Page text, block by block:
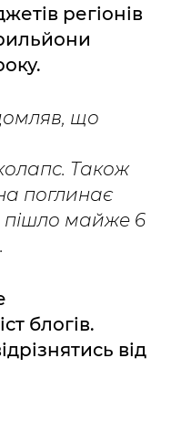
регіонів
що
Також
поглинає
пішло майже 6
блогів.
від